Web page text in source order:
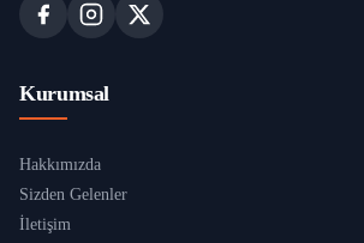
Kurumsal
Hakkımızda
Sizden Gelenler
İletişim